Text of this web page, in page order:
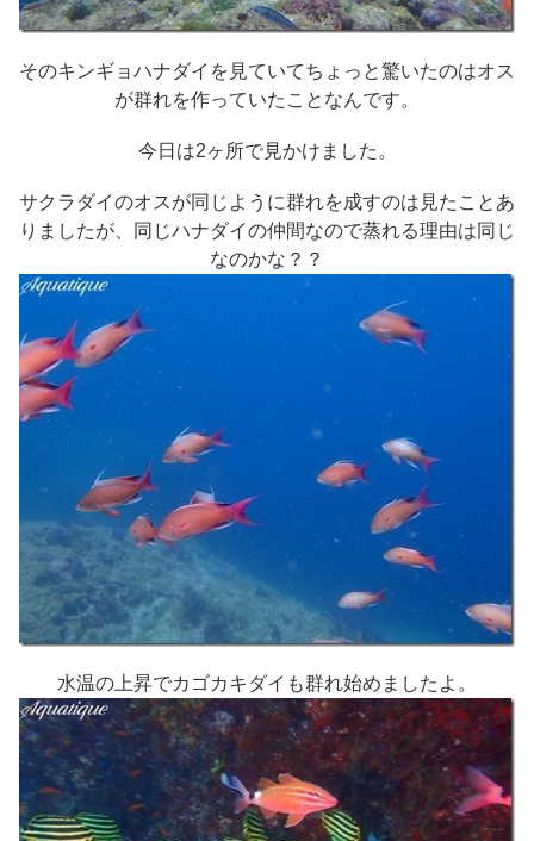
そのキンギョハナダイを見ていてちょっと驚いたのはオス
が群れを作っていたことなんです。
今日は2ヶ所で見かけました。
サクラダイのオスが同じように群れを成すのは見たことあ
りましたが、同じハナダイの仲間なので蒸れる理由は同じ
なのかな？？
水温の上昇でカゴカキダイも群れ始めましたよ。